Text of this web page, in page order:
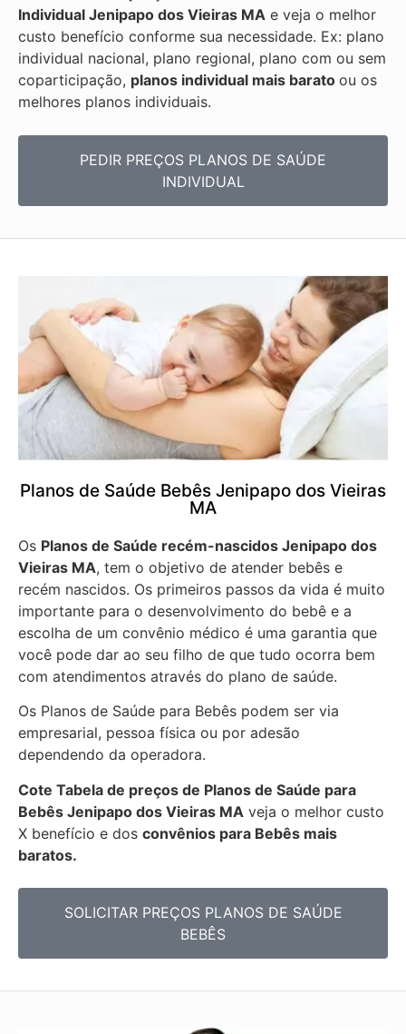
Individual Jenipapo dos Vieiras MA e veja o melhor
custo benefício conforme sua necessidade. Ex: plano
individual nacional, plano regional, plano com ou sem
coparticipação, planos individual mais barato ou os
melhores planos individuais.
PEDIR PREÇOS PLANOS DE SAÚDE
INDIVIDUAL
Planos de Saúde Bebês Jenipapo dos Vieiras
MA
Os Planos de Saúde recém-nascidos Jenipapo dos
Vieiras MA, tem o objetivo de atender bebês e
recém nascidos. Os primeiros passos da vida é muito
importante para o desenvolvimento do bebê e a
escolha de um convênio médico é uma garantia que
você pode dar ao seu filho de que tudo ocorra bem
com atendimentos através do plano de saúde.
Os Planos de Saúde para Bebês podem ser via
empresarial, pessoa física ou por adesão
dependendo da operadora.
Cote Tabela de preços de Planos de Saúde para
Bebês Jenipapo dos Vieiras MA veja o melhor custo
X benefício e dos convênios para Bebês mais
baratos.
SOLICITAR PREÇOS PLANOS DE SAÚDE
BEBÊS